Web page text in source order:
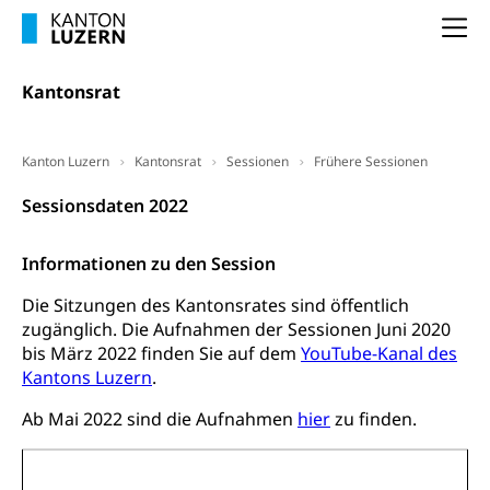
Kantonsrat
Kanton Luzern Kantonsrat Sessionen Frühere Sessionen
Sessionsdaten 2022
Informationen zu den Session
Die Sitzungen des Kantonsrates sind öffentlich
zugänglich. Die Aufnahmen der Sessionen Juni 2020
bis März 2022 finden Sie auf dem YouTube-Kanal des
Kantons Luzern.
Ab Mai 2022 sind die Aufnahmen hierzu finden.
Ausweise und Bescheinigungen
Jagdausweis, Fischereiausweis
Reisepass, Identitätskarte
Strassenverkehrsamt (Führerausweis,
Fahrzeugausweis)
Namensänderungen
Staatsbürgerschaft, Bürgerrecht, Erwerb des
Einbürgerungsverfahren
Einbürgerungen
Geburt
Familienzulagen (WAS Luzern)
Schwangerschaft / Geburt (gruezi.lu.ch)
Kinder und Jugendliche
Mündigkeit, Kindesschutz, Jugendschutz
Kinder- und Jugendförderung
Psychische Gesundheit
Pflege / Pflegeheim